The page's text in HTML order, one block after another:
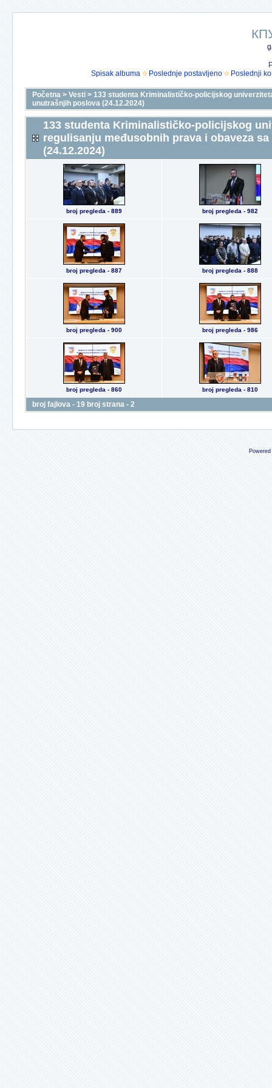
Spisak albuma
Poslednje postavljeno Poslednji
Početna > Vesti > 133 studenta Kriminalističko-policijskog
unutrašnjih poslova (24.12.2024)
133 studenta Kriminalističko-policijskog
regulisanju međusobnih prava i obaveza
(24.12.2024)
broj pregleda - 889 broj pregleda - 982
broj pregleda - 887 broj pregleda - 888
broj pregleda - 900 broj pregleda - 986
broj pregleda - 860 broj pregleda - 810
broj fajlova - 19 broj strana - 2